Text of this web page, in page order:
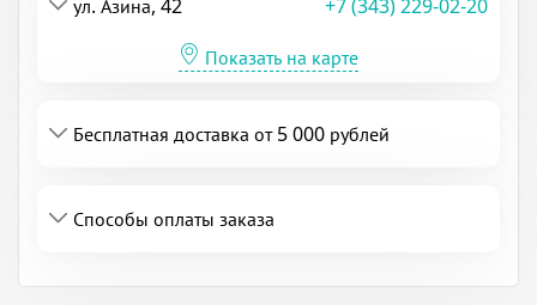
ул. Азина, 42
+7 (343) 229-02-20
Показать на карте
Бесплатная доставка от 5 000 рублей
Способы оплаты заказа